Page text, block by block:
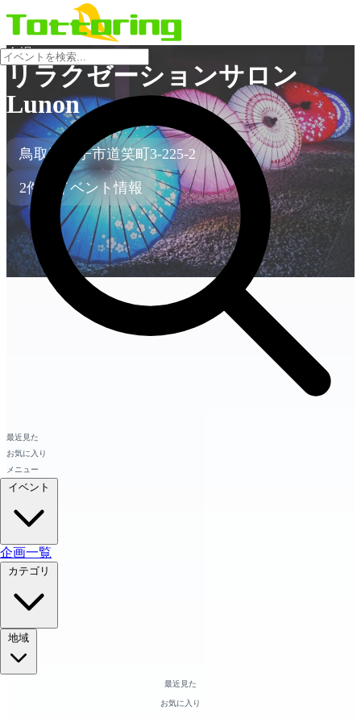
最近見た
お気に入り
メニュー
企画一覧
最近見た
お気に入り
no-image
会場
リラクゼーションサロン
Lunon
鳥取県米子市道笑町3-225-2
2件のイベント情報